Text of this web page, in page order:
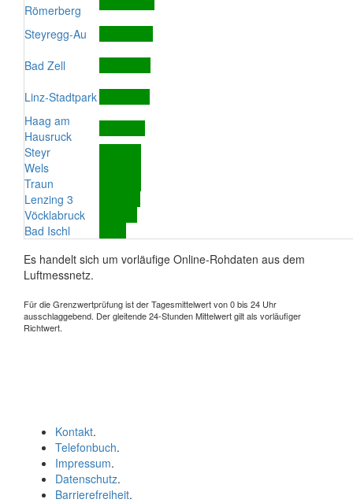
Römerberg
Steyregg-Au
Bad Zell
Linz-Stadtpark
Haag am
Hausruck
Steyr
Wels
Traun
Lenzing 3
Vöcklabruck
Bad Ischl
Es handelt sich um vorläufige Online-Rohdaten aus dem
Luftmessnetz.
Für die Grenzwertprüfung ist der Tagesmittelwert von 0 bis 24 Uhr
ausschlaggebend. Der gleitende 24-Stunden Mittelwert gilt als vorläufiger
Richtwert.
Kontakt.
Telefonbuch.
Impressum.
Datenschutz.
Barrierefreiheit.